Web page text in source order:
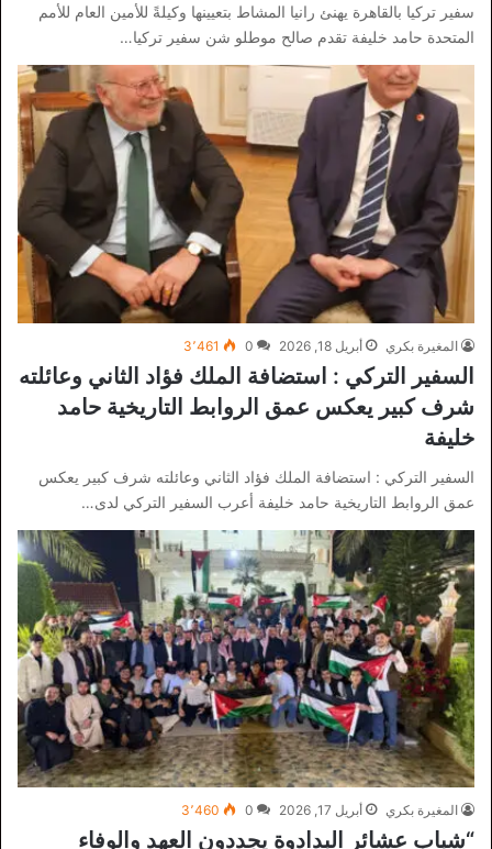
سفير تركيا بالقاهرة يهنئ رانيا المشاط بتعيينها وكيلةً للأمين العام للأمم
المتحدة حامد خليفة تقدم صالح موطلو شن سفير تركيا…
المغيرة بكري أبريل 18, 2026 0 3٬461
السفير التركي : استضافة الملك فؤاد الثاني وعائلته
شرف كبير يعكس عمق الروابط التاريخية حامد
خليفة
السفير التركي : استضافة الملك فؤاد الثاني وعائلته شرف كبير يعكس
عمق الروابط التاريخية حامد خليفة أعرب السفير التركي لدى…
المغيرة بكري أبريل 17, 2026 0 3٬460
“شباب عشائر البدادوة يجددون العهد والوفاء